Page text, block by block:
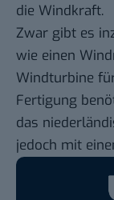
die Windkraft.
Zwar gibt es
wie einen
Windturbine
Fertigung
das
jedoch mit